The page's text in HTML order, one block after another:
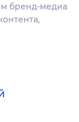
бренд-медиа